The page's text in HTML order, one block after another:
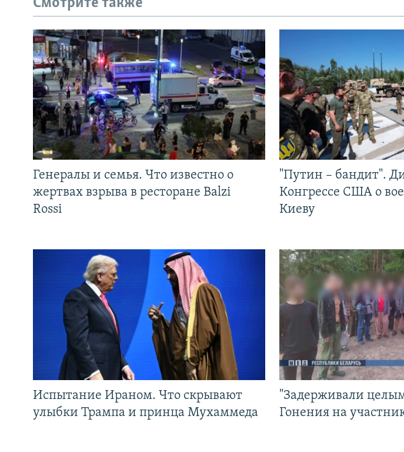
Смотрите также
Генералы и семья. Что известно о
жертвах взрыва в ресторане Balzi
Rossi
"Путин – бандит".
Конгрессе США о
Киеву
Испытание Ираном. Что скрывают
улыбки Трампа и принца Мухаммеда
"Задерживали
Гонения на